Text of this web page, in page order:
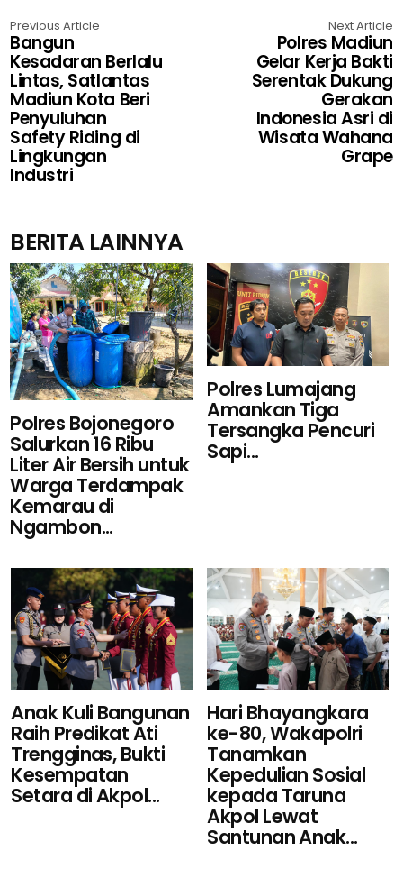
Previous Article
Bangun
Kesadaran Berlalu
Lintas, Satlantas
Madiun Kota Beri
Penyuluhan
Safety Riding di
Lingkungan
Industri
Next Article
Polres Madiun
Gelar Kerja Bakti
Serentak Dukung
Gerakan
Indonesia Asri di
Wisata Wahana
Grape
BERITA LAINNYA
Polres Bojonegoro
Salurkan 16 Ribu
Liter Air Bersih untuk
Warga Terdampak
Kemarau di
Ngambon...
Polres Lumajang
Amankan Tiga
Tersangka Pencuri
Sapi...
Anak Kuli Bangunan
Raih Predikat Ati
Trengginas, Bukti
Kesempatan
Setara di Akpol...
Hari Bhayangkara
ke-80, Wakapolri
Tanamkan
Kepedulian Sosial
kepada Taruna
Akpol Lewat
Santunan Anak...